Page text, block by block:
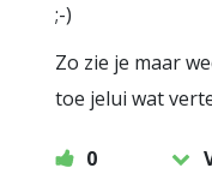
;-)
Zo zie je maar
toe jelui wat
0